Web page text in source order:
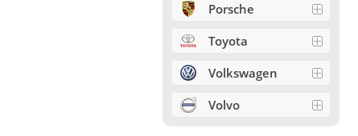
Porsche
Toyota
Volkswagen
Volvo